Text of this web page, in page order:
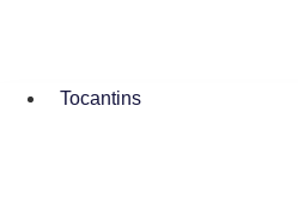
Tocantins